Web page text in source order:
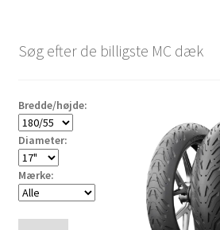
Søg efter de billigste MC dæk
Bredde/højde:
Diameter:
Mærke: